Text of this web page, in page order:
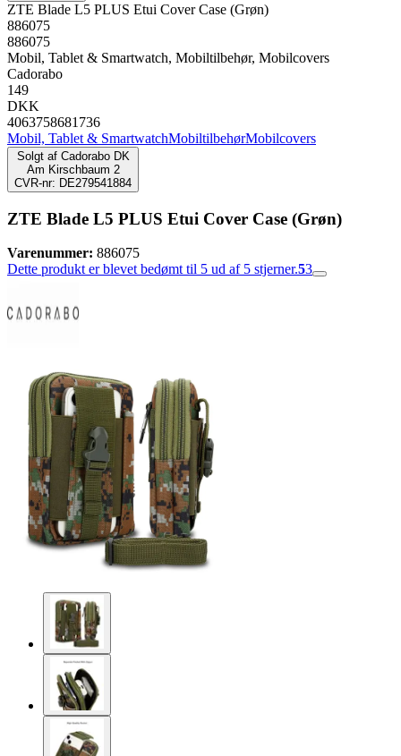
ZTE Blade L5 PLUS Etui Cover Case (Grøn)
886075
886075
Mobil, Tablet & Smartwatch, Mobiltilbehør, Mobilcovers
Cadorabo
149
DKK
4063758681736
Mobil, Tablet & SmartwatchMobiltilbehørMobilcovers
Solgt af Cadorabo DK
Am Kirschbaum 2
CVR-nr: DE279541884
ZTE Blade L5 PLUS Etui Cover Case (Grøn)
Varenummer: 886075
Dette produkt er blevet bedømt til 5 ud af 5 stjerner.53